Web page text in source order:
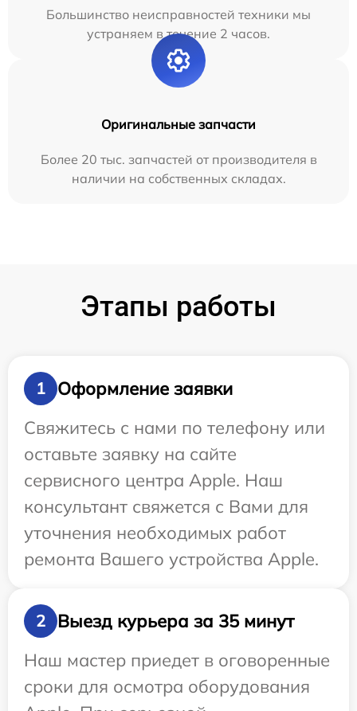
Большинство неисправностей техники мы
устраняем в течение 2 часов.
Оригинальные запчасти
Более 20 тыс. запчастей от производителя в
наличии на собственных складах.
Этапы работы
1
Оформление заявки
Свяжитесь с нами по телефону или
оставьте заявку на сайте
сервисного центра Apple. Наш
консультант свяжется с Вами для
уточнения необходимых работ
ремонта Вашего устройства Apple.
2
Выезд курьера за 35 минут
Наш мастер приедет в оговоренные
сроки для осмотра оборудования